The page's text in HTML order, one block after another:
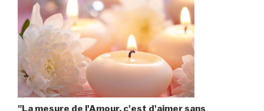
"La mesure de l'Amour, c'est d'aimer sans